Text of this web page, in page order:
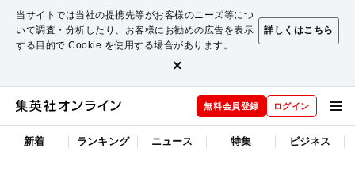
当サイトでは当社の提携先等がお客様のニーズ等につ
いて調査・分析したり、お客様にお勧めの広告を表示
する目的で Cookie を使用する場合があります。
詳しくはこちら
×
無料会員登録 ログイン
新着 ランキング ニュース 特集 ビジネス